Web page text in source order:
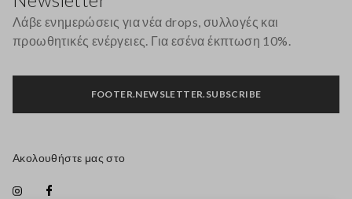
Λάβε ενημερώσεις για νέα drops, συλλογές και
προωθητικές ενέργειες. Για εσένα έκπτωση 10%.
FOOTER.NEWSLETTER.SUBSCRIBE
Ακολουθήστε μας στο